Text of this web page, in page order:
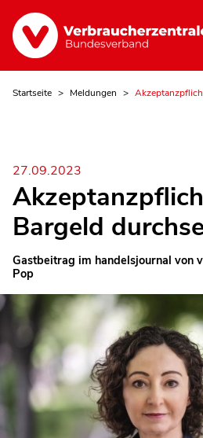
Startseite Meldungen
27.09.2023
Bargeld
Gastbeitrag im handelsjournal von
Pop